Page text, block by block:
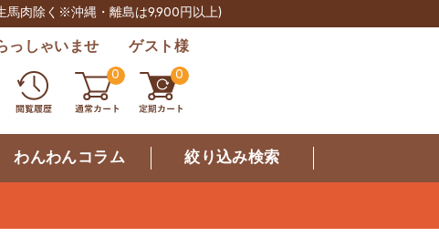
馬肉除く※沖縄・離島は9,900円以上)
っしゃいませ ゲスト様
0 0
わんわんコラム 絞り込み検索